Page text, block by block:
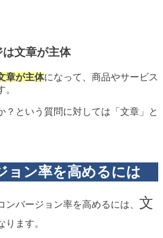
文章が主体
章が主体になって、商品やサービス
？という質問に対しては「文章」と
ョン率を高めるには
ンバージョン率を高めるには、 文
ります。